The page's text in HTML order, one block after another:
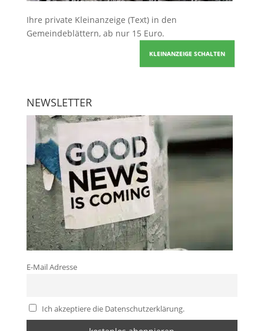
Ihre private Kleinanzeige (Text) in den
Gemeindeblättern, ab nur 15 Euro.
KLEINANZEIGE SCHALTEN
NEWSLETTER
E-Mail Adresse
Ich akzeptiere die Datenschutzerklärung.